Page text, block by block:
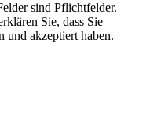
sind Pflichtfelder.
Sie, dass Sie
und akzeptiert haben.